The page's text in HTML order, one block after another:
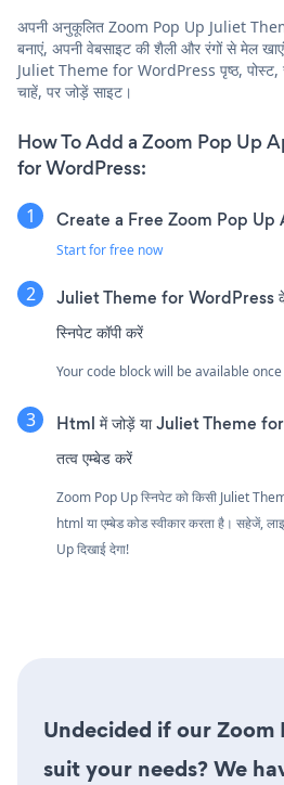
अपनी अनुकूलित Zoom Pop Up Juliet
बनाएं, अपनी वेबसाइट की शैली और रंगों से मेल
Juliet Theme for WordPress पृष्ठ, पोस्ट,
चाहें, पर जोड़ें साइट।
How To Add a Zoom Pop Up
for WordPress:
Create a Free Zoom Pop Up
Start for free now
Juliet Theme for WordPress
स्निपेट कॉपी करें
Your code block will be available
Html में जोड़ें या Juliet Theme
तत्व एम्बेड करें
Zoom Pop Up स्निपेट को किसी Juliet
html या एम्बेड कोड स्वीकार करता है। सहेजें,
Up दिखाई देगा!
Undecided if our Zoom
suit your needs? We